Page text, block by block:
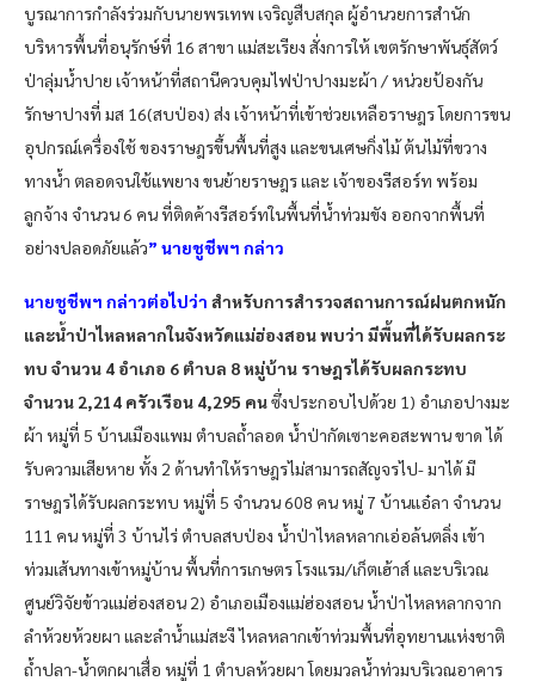
บูรณาการกำลังร่วมกับนายพรเทพ เจริญสืบสกุล ผู้อำนวยการสำนัก
บริหารพื้นที่อนุรักษ์ที่ 16 สาขา แม่สะเรียง สั่งการให้ เขตรักษาพันธุ์สัตว์
ป่าลุ่มน้ำปาย เจ้าหน้าที่สถานีควบคุมไฟป่าปางมะผ้า / หน่วยป้องกัน
รักษาปางที่ มส 16(สบป่อง) ส่ง เจ้าหน้าที่เข้าช่วยเหลือราษฎร โดยการขน
อุปกรณ์เครื่องใช้ ของราษฎรขึ้นพื้นที่สูง และขนเศษกิ่งไม้ ต้นไม้ที่ขวาง
ทางน้ำ ตลอดจนใช้แพยาง ขนย้ายราษฎร และ เจ้าของรีสอร์ท พร้อม
ลูกจ้าง จำนวน 6 คน ที่ติดค้างรีสอร์ทในพื้นที่น้ำท่วมขัง ออกจากพื้นที่
อย่างปลอดภัยแล้ว” นายชูชีพฯ กล่าว
นายชูชีพฯ กล่าวต่อไปว่า สำหรับการสำรวจสถานการณ์ฝนตกหนัก
และน้ำป่าไหลหลากในจังหวัดแม่ฮ่องสอน พบว่า มีพื้นที่ได้รับผลกระ
ทบ จำนวน 4 อำเภอ 6 ตำบล 8 หมู่บ้าน ราษฎรได้รับผลกระทบ
จำนวน 2,214 ครัวเรือน 4,295 คน ซึ่งประกอบไปด้วย 1) อำเภอปางมะ
ผ้า หมู่ที่ 5 บ้านเมืองแพม ตำบลถ้ำลอด น้ำป่ากัดเซาะคอสะพาน ขาด ได้
รับความเสียหาย ทั้ง 2 ด้านทำให้ราษฎรไม่สามารถสัญจรไป- มาได้ มี
ราษฎรได้รับผลกระทบ หมู่ที่ 5 จำนวน 608 คน หมู่ 7 บ้านแอ๋ลา จำนวน
111 คน หมู่ที่ 3 บ้านไร่ ตำบลสบป่อง น้ำป่าไหลหลากเอ่อล้นตลิ่ง เข้า
ท่วมเส้นทางเข้าหมู่บ้าน พื้นที่การเกษตร โรงแรม/เก็ตเฮ้าส์ และบริเวณ
ศูนย์วิจัยข้าวแม่ฮ่องสอน 2) อำเภอเมืองแม่ฮ่องสอน น้ำป่าไหลหลากจาก
ลำห้วยห้วยผา และลำน้ำแม่สะงี ไหลหลากเข้าท่วมพื้นที่อุทยานแห่งชาติ
ถ้ำปลา-น้ำตกผาเสื่อ หมู่ที่ 1 ตำบลห้วยผา โดยมวลน้ำท่วมบริเวณอาคาร